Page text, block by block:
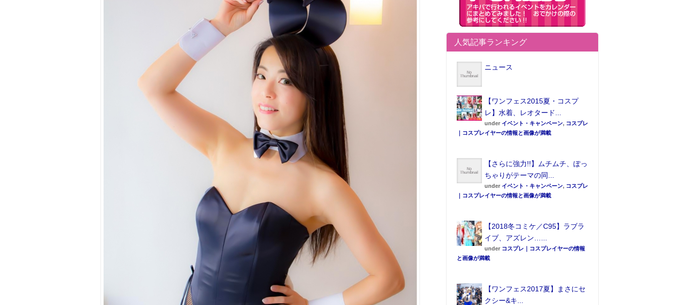
人気記事ランキング
ニュース
【ワンフェス2015夏・コスプ
レ】水着、レオタード...
under イベント・キャンペーン, コスプレ
｜コスプレイヤーの情報と画像が満載
【さらに強力!!】ムチムチ、ぽっ
ちゃりがテーマの同...
under イベント・キャンペーン, コスプレ
｜コスプレイヤーの情報と画像が満載
【2018冬コミケ／C95】ラブラ
イブ、アズレン…...
under コスプレ｜コスプレイヤーの情報
と画像が満載
【ワンフェス2017夏】まさにセ
クシー&キ...